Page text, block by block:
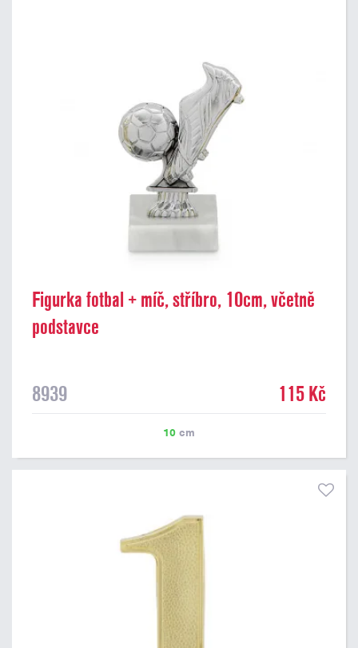
Figurka fotbal + míč, stříbro, 10cm, včetně
podstavce
8939 115 Kč
10 cm